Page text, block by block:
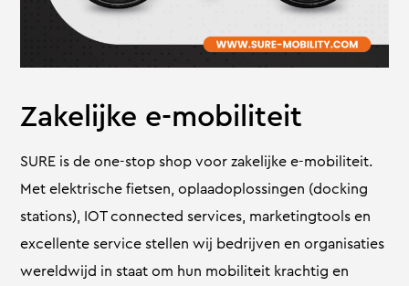
Zakelijke e-mobiliteit
SURE is de one-stop shop voor zakelijke e-mobiliteit.
Met elektrische fietsen, oplaadoplossingen (docking
stations), IOT connected services, marketingtools en
excellente service stellen wij bedrijven en organisaties
wereldwijd in staat om hun mobiliteit krachtig en